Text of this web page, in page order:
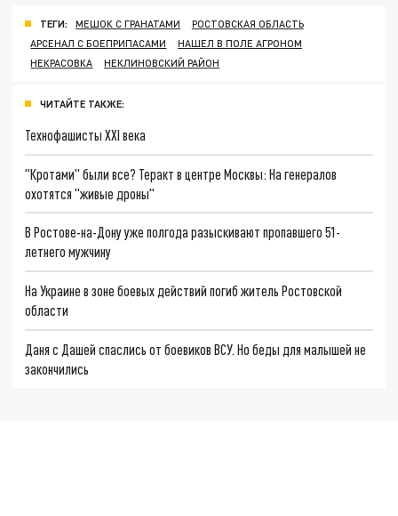
ТЕГИ: МЕШОК С ГРАНАТАМИ
РОСТОВСКАЯ ОБЛАСТЬ
АРСЕНАЛ С БОЕПРИПАСАМИ
НАШЕЛ В ПОЛЕ АГРОНОМ
НЕКРАСОВКА
НЕКЛИНОВСКИЙ РАЙОН
ЧИТАЙТЕ ТАКЖЕ:
Технофашисты XXI века
"Кротами" были все? Теракт в центре Москвы: На генералов
охотятся "живые дроны"
В Ростове-на-Дону уже полгода разыскивают пропавшего 51-
летнего мужчину
На Украине в зоне боевых действий погиб житель Ростовской
области
Даня с Дашей спаслись от боевиков ВСУ. Но беды для малышей не
закончились